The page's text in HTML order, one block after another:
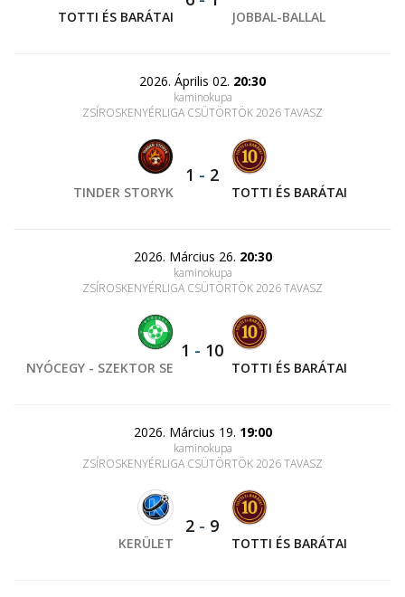
TOTTI ÉS BARÁTAI JOBBAL-BALLAL
2026. Április 02. 20:30
kaminokupa
ZSÍROSKENYÉRLIGA CSÜTÖRTÖK 2026 TAVASZ
TINDER STORYK
1 - 2
TOTTI ÉS BARÁTAI
2026. Március 26. 20:30
kaminokupa
ZSÍROSKENYÉRLIGA CSÜTÖRTÖK 2026 TAVASZ
NYÓCEGY - SZEKTOR SE
1 - 10
TOTTI ÉS BARÁTAI
2026. Március 19. 19:00
kaminokupa
ZSÍROSKENYÉRLIGA CSÜTÖRTÖK 2026 TAVASZ
KERÜLET
2 - 9
TOTTI ÉS BARÁTAI